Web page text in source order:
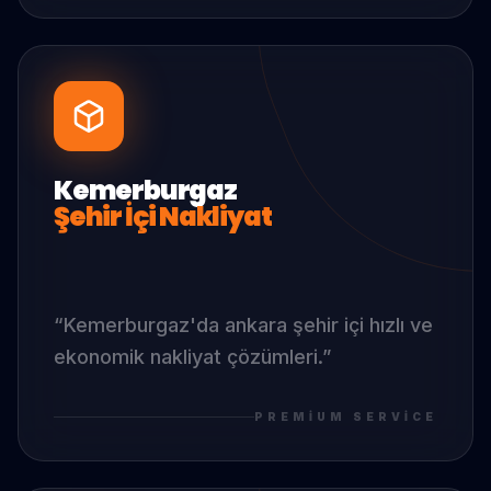
Kemerburgaz
Şehir İçi Nakliyat
“Kemerburgaz'da ankara şehir içi hızlı ve
ekonomik nakliyat çözümleri.”
PREMIUM SERVICE